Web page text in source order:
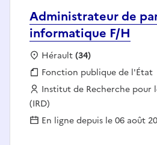
Administrateur de
informatique F/H
Localisation :
Hérault(34)
Fonction publique :
Fonction publique de l'État
Employeur :
Institut de Recherche pour
(IRD)
En ligne depuis le 06 août